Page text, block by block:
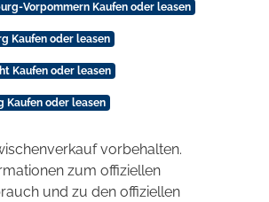
Vorpommern Kaufen oder leasen
Kaufen oder leasen
Kaufen oder leasen
Kaufen oder leasen
vorbehalten.
zum offiziellen
und zu den offiziellen